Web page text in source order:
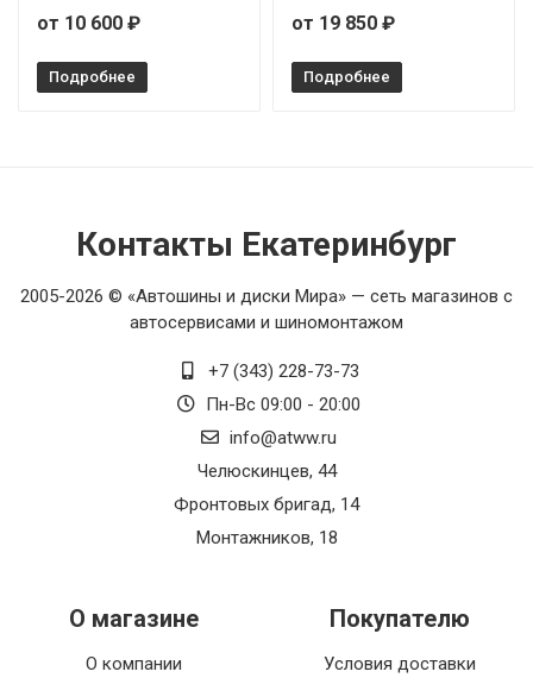
от 10 600 ₽
Подробнее
от 19 850 ₽
Подробнее
Контакты Екатеринбург
2005-2026 © «Автошины и диски Мира» — сеть магазинов с
автосервисами и шиномонтажом
+7 (343) 228-73-73
Пн-Вс 09:00 - 20:00
info@atww.ru
Челюскинцев, 44
Фронтовых бригад, 14
Монтажников, 18
О магазине
О компании
Покупателю
Условия доставки